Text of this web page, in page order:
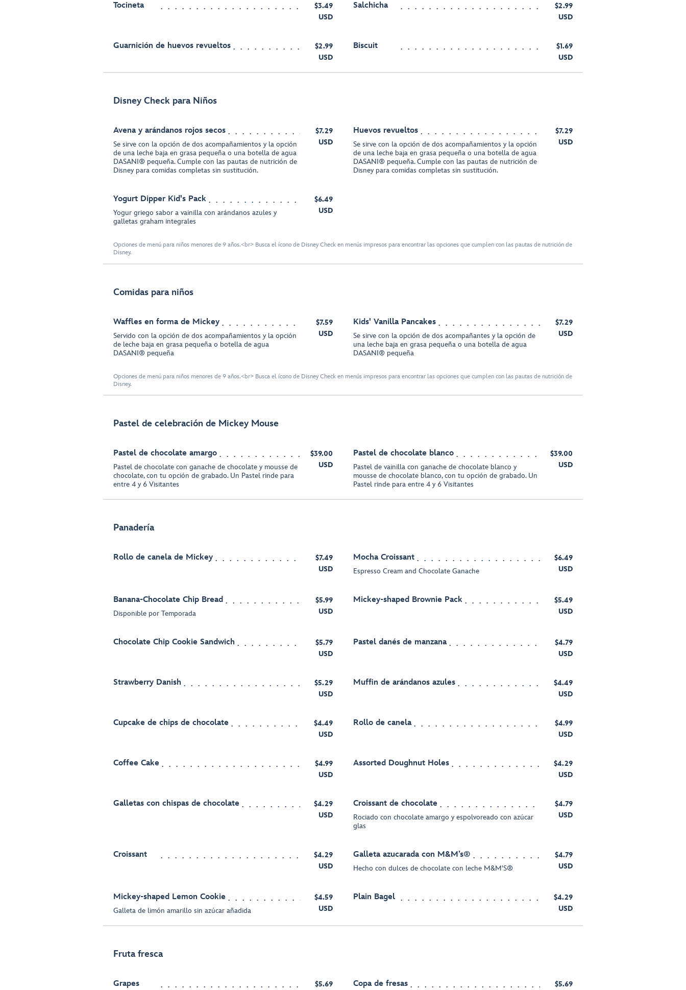
Tocineta
$3.49
USD
Salchicha
$2.99
USD
Guarnición de huevos revueltos
$2.99
USD
Biscuit
$1.69
USD
Disney Check para Niños
Avena y arándanos rojos secos
Se sirve con la opción de dos acompañamientos y la opción
de una leche baja en grasa pequeña o una botella de agua
DASANI® pequeña. Cumple con las pautas de nutrición de
Disney para comidas completas sin sustitución.
$7.29
USD
Huevos revueltos
Se sirve con la opción de dos acompañamientos y la opción
de una leche baja en grasa pequeña o una botella de agua
DASANI® pequeña. Cumple con las pautas de nutrición de
Disney para comidas completas sin sustitución.
$7.29
USD
Yogurt Dipper Kid's Pack
Yogur griego sabor a vainilla con arándanos azules y
galletas graham integrales
$6.49
USD
Opciones de menú para niños menores de 9 años.<br> Busca el ícono de Disney Check en menús impresos para encontrar las opciones que cumplen con las pautas de nutrición de
Disney.
Comidas para niños
Waffles en forma de Mickey
Servido con la opción de dos acompañamientos y la opción
de leche baja en grasa pequeña o botella de agua
DASANI® pequeña
$7.59
USD
Kids' Vanilla Pancakes
Se sirve con la opción de dos acompañantes y la opción de
una leche baja en grasa pequeña o una botella de agua
DASANI®️ pequeña
$7.29
USD
Opciones de menú para niños menores de 9 años.<br> Busca el ícono de Disney Check en menús impresos para encontrar las opciones que cumplen con las pautas de nutrición de
Disney.
Pastel de celebración de Mickey Mouse
Pastel de chocolate amargo
Pastel de chocolate con ganache de chocolate y mousse de
chocolate, con tu opción de grabado. Un Pastel rinde para
entre 4 y 6 Visitantes
$39.00
USD
Pastel de chocolate blanco
Pastel de vainilla con ganache de chocolate blanco y
mousse de chocolate blanco, con tu opción de grabado. Un
Pastel rinde para entre 4 y 6 Visitantes
$39.00
USD
Panadería
Rollo de canela de Mickey
$7.49
USD
Mocha Croissant
Espresso Cream and Chocolate Ganache
$6.49
USD
Banana-Chocolate Chip Bread
Disponible por Temporada
$5.99
USD
Mickey-shaped Brownie Pack
$5.49
USD
Chocolate Chip Cookie Sandwich
$5.79
USD
Pastel danés de manzana
$4.79
USD
Strawberry Danish
$5.29
USD
Muffin de arándanos azules
$4.49
USD
Cupcake de chips de chocolate
$4.49
USD
Rollo de canela
$4.99
USD
Coffee Cake
$4.99
USD
Assorted Doughnut Holes
$4.29
USD
Galletas con chispas de chocolate
$4.29
USD
Croissant de chocolate
Rociado con chocolate amargo y espolvoreado con azúcar
glas
$4.79
USD
Croissant
$4.29
USD
Galleta azucarada con M&M’s®
Hecho con dulces de chocolate con leche M&M'S®
$4.79
USD
Mickey-shaped Lemon Cookie
Galleta de limón amarillo sin azúcar añadida
$4.59
USD
Plain Bagel
$4.29
USD
Fruta fresca
Grapes $5.69 Copa de fresas $5.69